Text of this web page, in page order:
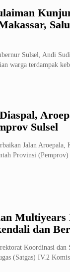
Sulsel, Andi
warga terdampak
Sulsel
Jalan Aroepala,
Provinsi (Pemprov)
Multiyears
dan
Koordinasi dan
(Satgas) IV.2